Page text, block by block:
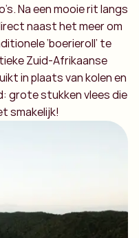
Na een mooie rit langs
naast het meer om
‘boerieroll’ te
Zuid-Afrikaanse
in plaats van kolen en
grote stukken vlees die
smakelijk!